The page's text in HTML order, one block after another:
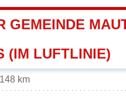
GEMEINDE
(IM LUFTLINIE)
km